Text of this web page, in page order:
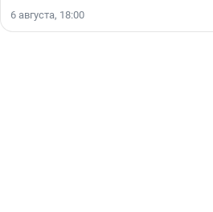
6 августа, 18:00